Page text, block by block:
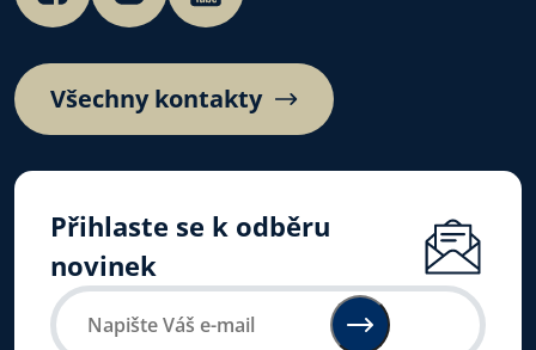
Všechny kontakty
Přihlaste se k odběru
novinek